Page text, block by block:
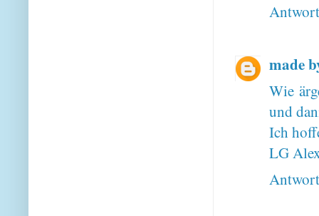
made
Wie
und
Ich
LG